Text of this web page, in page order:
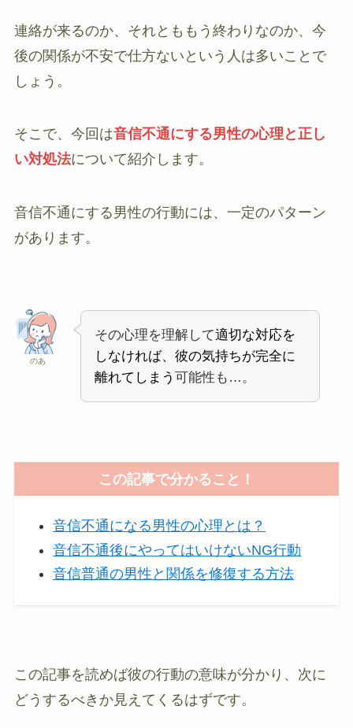
連絡が来るのか、それとももう終わりなのか、今
後の関係が不安で仕方ないという人は多いことで
しょう。
そこで、今回は音信不通にする男性の心理と正し
い対処法について紹介します。
音信不通にする男性の行動には、一定のパターン
があります。
のあ
その心理を理解して適切な対応を
しなければ、彼の気持ちが完全に
離れてしまう 可能性も…。
この記事で分かること！
音信不通になる男性の心理とは？
音信不通後にやってはいけないNG行動
音信普通の男性と関係を修復する方法
この記事を読めば彼の行動の意味が分かり、次に
どうするべきか見えてくるはずです。